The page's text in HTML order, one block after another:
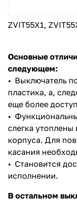
ZVIT55X1,
Основные
следующем:
• Выключатель
пластика, а,
еще более
•
слегка
корпуса. Для
касания
• Становится
исполнении.
В остальном